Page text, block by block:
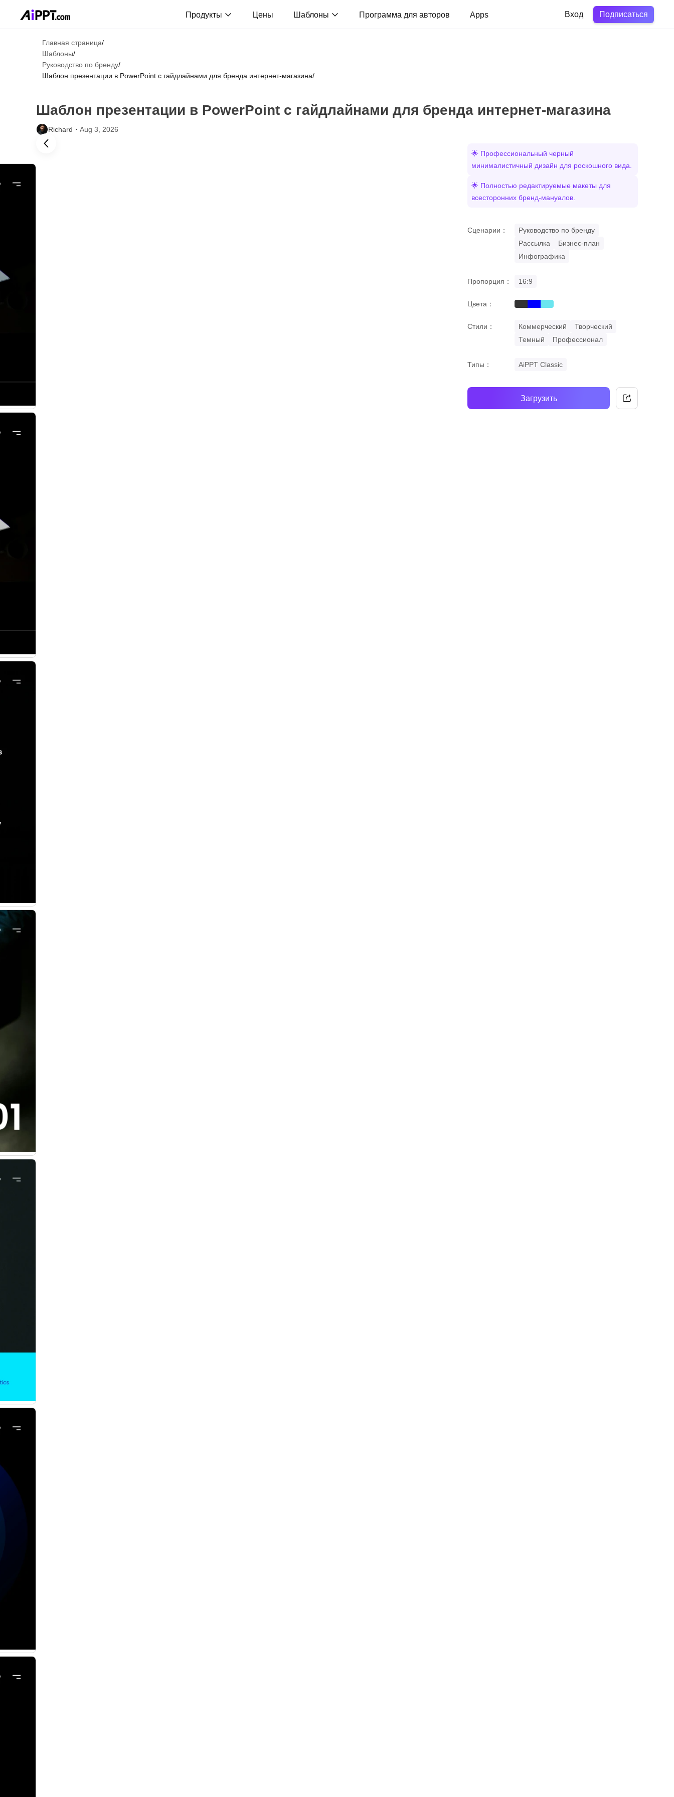
Продукты Цены Шаблоны Программа для авторов Apps Вход Подписаться
Главная страница/
Шаблоны/
Руководство по бренду/
Шаблон презентации в PowerPoint с гайдлайнами для бренда интернет‑магазина/
Шаблон презентации в PowerPoint с гайдлайнами для бренда интернет‑магазина
Richard・ Aug 3, 2026
🌟 Профессиональный черный
минималистичный дизайн для роскошного вида.
🌟 Полностью редактируемые макеты для
всесторонних бренд-мануалов.
Сценарии：
Руководство по бренду
Рассылка
Бизнес-план
Инфографика
Пропорция： 16:9
Цвета： blackbluecyan
Стили： Коммерческий
Творческий
Темный
Профессионал
Типы： AiPPT Classic
Загрузить